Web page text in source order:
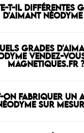
T-IL DIFFÉRENTES
D'AIMANT NÉODYME
GRADES
VENDEZ-
MAGNETIQUES.FR ?
ON FABRIQUER UN
SUR